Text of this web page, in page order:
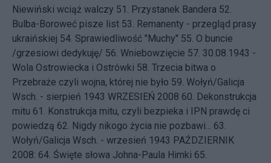
Niewiński wciąż walczy 51. Przystanek Bandera 52.
Bulba-Boroweć pisze list 53. Remanenty - przegląd prasy
ukraińskiej 54. Sprawiedliwość "Muchy" 55. O buncie
/grzesiowi dedykuję/ 56. Wniebowzięcie 57. 30.08.1943 -
Wola Ostrowiecka i Ostrówki 58. Trzecia bitwa o
Przebraże czyli wojna, której nie było 59. Wołyń/Galicja
Wsch. - sierpień 1943 WRZESIEŃ 2008 60. Dekonstrukcja
mitu 61. Konstrukcja mitu, czyli bezpieka i IPN prawdę ci
powiedzą 62. Nigdy nikogo życia nie pozbawi... 63.
Wołyń/Galicja Wsch. - wrzesień 1943 PAŹDZIERNIK
2008: 64. Święte słowa Johna-Paula Himki 65.